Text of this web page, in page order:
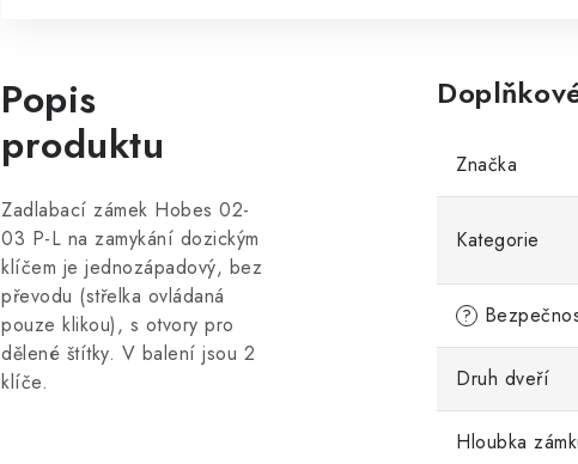
Popis
produktu
Zadlabací zámek Hobes 02-
03 P-L na zamykání dozickým
klíčem je jednozápadový, bez
převodu (střelka ovládaná
pouze klikou), s otvory pro
dělené štítky. V balení jsou 2
klíče.
Značka
Kategorie
?
Druh dveří
Hloubka